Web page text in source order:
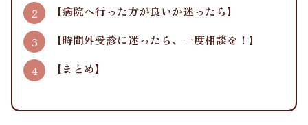
【病院へ行った方が良いか迷ったら】
【時間外受診に迷ったら、一度相談を！】
【まとめ】